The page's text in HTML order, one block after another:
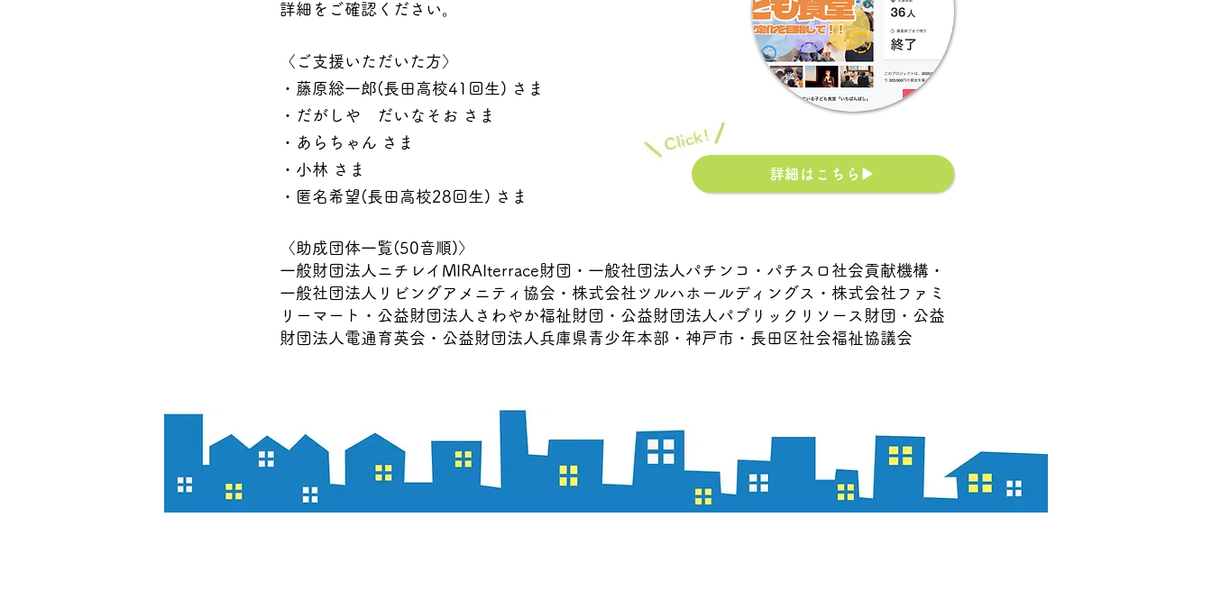
詳細を ​ご確認ください。
〈ご支援いただいた方〉
・藤原総一郎(長田高校41回生) さま
・だがしや だいなそお さま
​・あらちゃん さま
・小林 さま
・匿名希望(長田高校28回生) さま​
​〈助成団体一覧(50音順)〉
一般財団法人ニチレイMIRAIterrace財団・一般社団法人パチンコ・パチスロ社会貢献機構・
一般社団法人リビングアメニティ協会・株式会社ツルハホールディングス・ 株式会社ファミ
リーマート・公益財団法人さわやか福祉財団・公益財団法人パブリックリソース財団・ 公益
財団法人電通育英会・公益財団法人兵庫県青少年本部・神戸市・長田区社会福祉協議会
詳細はこちら▶︎